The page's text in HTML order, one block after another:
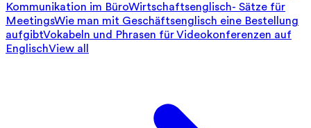
Kommunikation im BüroWirtschaftsenglisch- Sätze für
MeetingsWie man mit Geschäftsenglisch eine Bestellung
aufgibtVokabeln und Phrasen für Videokonferenzen auf
EnglischView all